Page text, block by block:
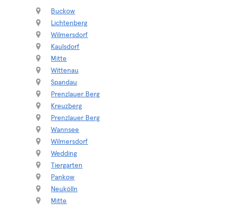
Buckow
Lichtenberg
Wilmersdorf
Kaulsdorf
Mitte
Wittenau
Spandau
Prenzlauer Berg
Kreuzberg
Prenzlauer Berg
Wannsee
Wilmersdorf
Wedding
Tiergarten
Pankow
Neukölln
Mitte